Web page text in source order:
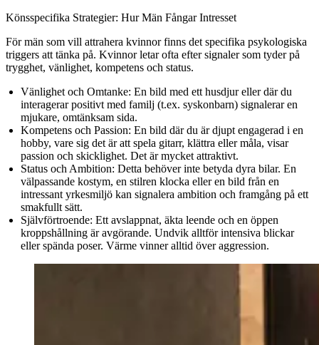
Könsspecifika Strategier: Hur Män Fångar Intresset
För män som vill attrahera kvinnor finns det specifika psykologiska
triggers att tänka på. Kvinnor letar ofta efter signaler som tyder på
trygghet, vänlighet, kompetens och status.
Vänlighet och Omtanke: En bild med ett husdjur eller där du
interagerar positivt med familj (t.ex. syskonbarn) signalerar en
mjukare, omtänksam sida.
Kompetens och Passion: En bild där du är djupt engagerad i en
hobby, vare sig det är att spela gitarr, klättra eller måla, visar
passion och skicklighet. Det är mycket attraktivt.
Status och Ambition: Detta behöver inte betyda dyra bilar. En
välpassande kostym, en stilren klocka eller en bild från en
intressant yrkesmiljö kan signalera ambition och framgång på ett
smakfullt sätt.
Självförtroende: Ett avslappnat, äkta leende och en öppen
kroppshållning är avgörande. Undvik alltför intensiva blickar
eller spända poser. Värme vinner alltid över aggression.